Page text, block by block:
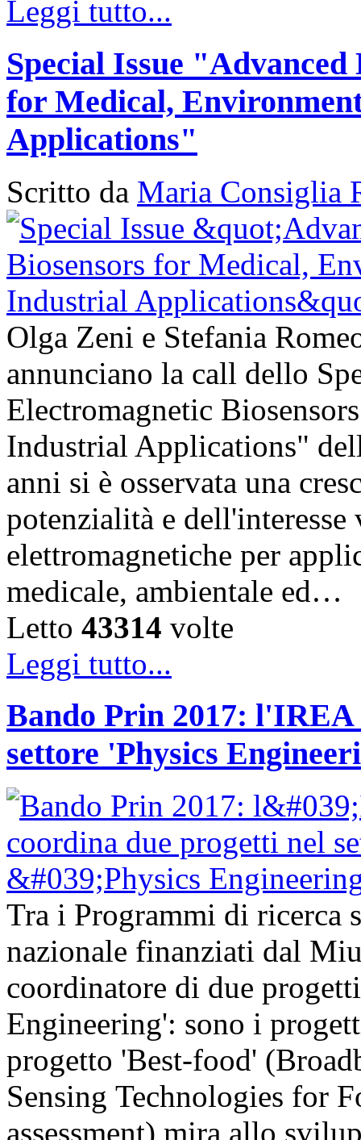
Leggi tutto...
Special Issue
for Medical,
Applications"
Scritto da Maria Consiglia
Olga Zeni e Stefania
annunciano la call dello
Electromagnetic
Industrial Applications"
anni si è osservata una
potenzialità e dell'interesse
elettromagnetiche per
medicale, ambientale ed…
Letto 43314 volte
Leggi tutto...
Bando Prin 2017:
settore 'Physics
Tra i Programmi di ricerca
nazionale finanziati dal
coordinatore di due
Engineering': sono i
progetto 'Best-food'
Sensing Technologies for
assessment) mira allo